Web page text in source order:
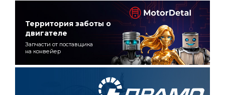
Территория заботы о
двигателе
Запчасти от поставщика
на конвейер